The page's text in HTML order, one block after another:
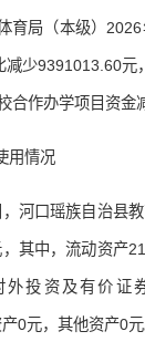
育局（本级）
少9391013.60元
合作办学项目资金
用情况
河口瑶族自治县教
其中，流动资产
外投资及有价证
0元，其他资产0